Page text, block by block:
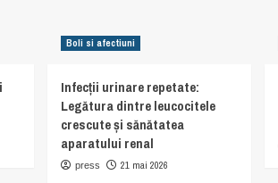
Boli si afectiuni
Infecții urinare repetate:
Legătura dintre leucocitele
crescute și sănătatea
aparatului renal
press 21 mai 2026